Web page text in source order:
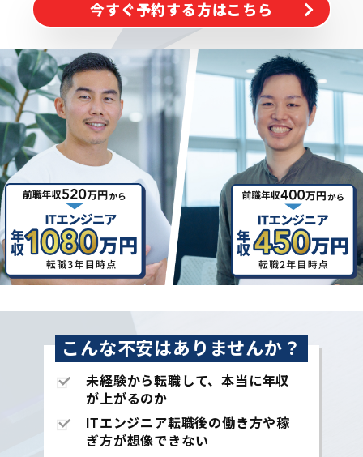
今すぐ予約する方はこちら
こんな不安はありませんか？
未経験から転職して、本当に年収
が上がるのか
ITエンジニア転職後の働き方や稼
ぎ方が想像できない